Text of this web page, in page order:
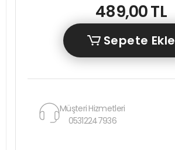
489,00 TL
Sepete Ekle
Müşteri Hizmetleri
05312247936